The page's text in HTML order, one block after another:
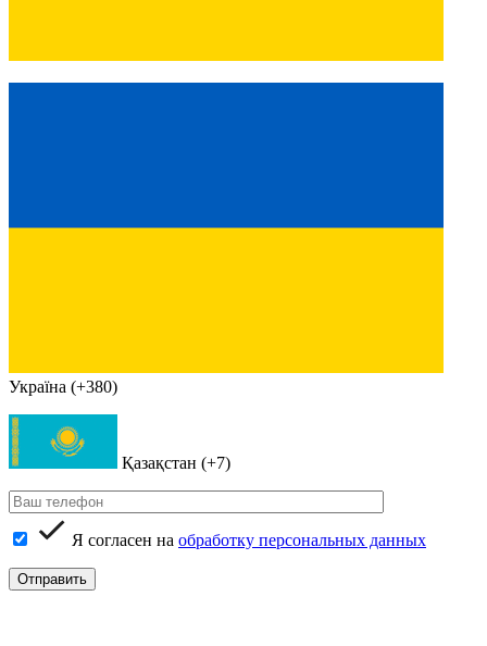
Україна (+380)
Қазақстан (+7)
Я согласен на обработку персональных данных